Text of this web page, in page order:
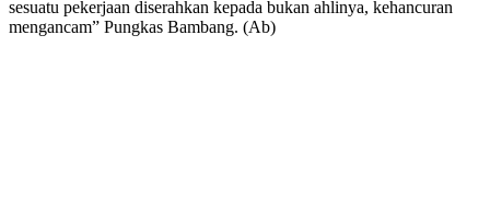
sesuatu pekerjaan diserahkan kepada bukan ahlinya, kehancuran
mengancam” Pungkas Bambang. (Ab)